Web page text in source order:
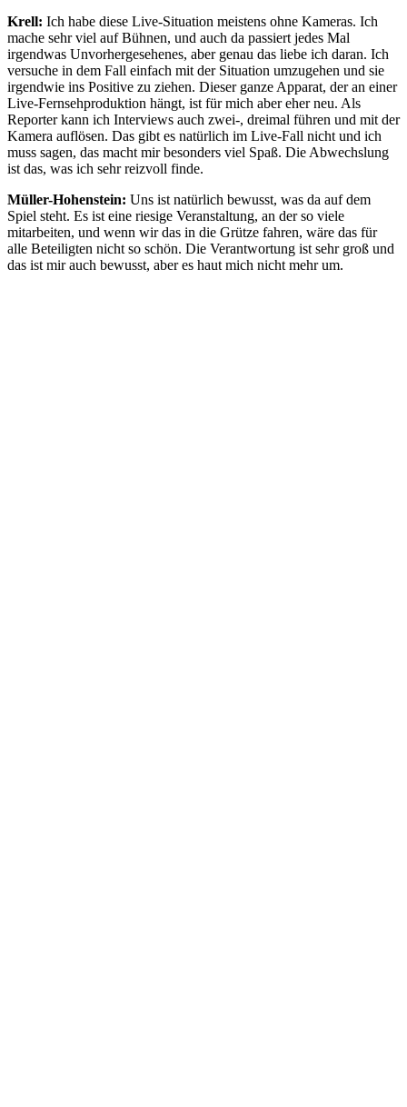
Krell: Ich habe diese Live-Situation meistens ohne Kameras. Ich
mache sehr viel auf Bühnen, und auch da passiert jedes Mal
irgendwas Unvorhergesehenes, aber genau das liebe ich daran. Ich
versuche in dem Fall einfach mit der Situation umzugehen und sie
irgendwie ins Positive zu ziehen. Dieser ganze Apparat, der an einer
Live-Fernsehproduktion hängt, ist für mich aber eher neu. Als
Reporter kann ich Interviews auch zwei-, dreimal führen und mit der
Kamera auflösen. Das gibt es natürlich im Live-Fall nicht und ich
muss sagen, das macht mir besonders viel Spaß. Die Abwechslung
ist das, was ich sehr reizvoll finde.
Müller-Hohenstein: Uns ist natürlich bewusst, was da auf dem
Spiel steht. Es ist eine riesige Veranstaltung, an der so viele
mitarbeiten, und wenn wir das in die Grütze fahren, wäre das für
alle Beteiligten nicht so schön. Die Verantwortung ist sehr groß und
das ist mir auch bewusst, aber es haut mich nicht mehr um.